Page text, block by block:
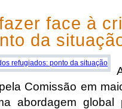
face à
da
Comissão em
abordagem